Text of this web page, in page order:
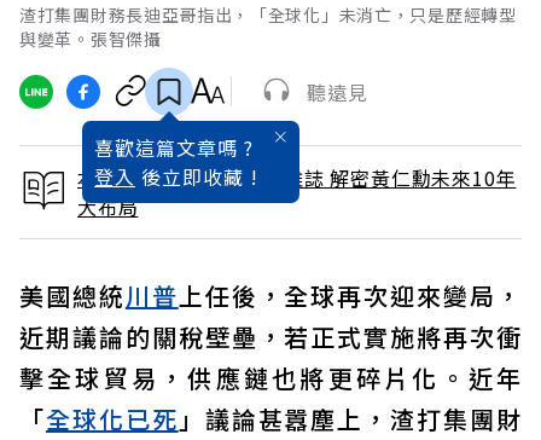
渣打集團財務長迪亞哥指出，「全球化」未消亡，只是歷經轉型
與變革。張智傑攝
喜歡這篇文章嗎 ?
登入 後立即收藏 !
聽遠見
本文出自 2025 / 2月號雜誌 解密黃仁勳未來10年
大布局
美國總統川普 上任後，全球再次迎來變局，
近期議論的關稅壁壘，若正式實施將再次衝
擊全球貿易，供應鏈也將更碎片化。近年
「全球化已死 」議論甚囂塵上，渣打集團財